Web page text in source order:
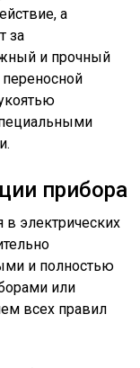
а
за
и прочный
прибора
электрических
и полностью
или
всех правил